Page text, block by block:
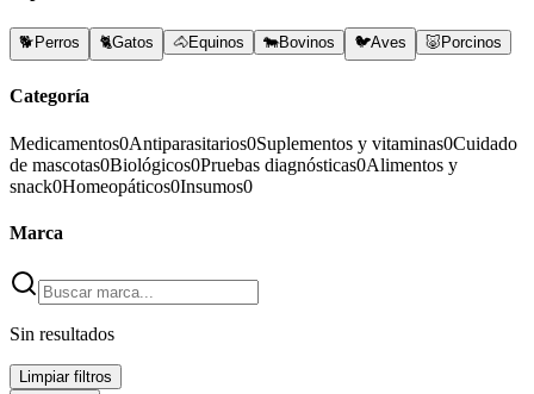
🐕 Perros 🐈Gatos 🐴Equinos 🐄Bovinos 🐦Aves 🐷 Porcinos
Categoría
Medicamentos0Antiparasitarios0Suplementos y vitaminas0Cuidado
de mascotas0Biológicos0Pruebas diagnósticas0Alimentos y
snack0Homeopáticos0Insumos0
Marca
Sin resultados
Limpiar filtros